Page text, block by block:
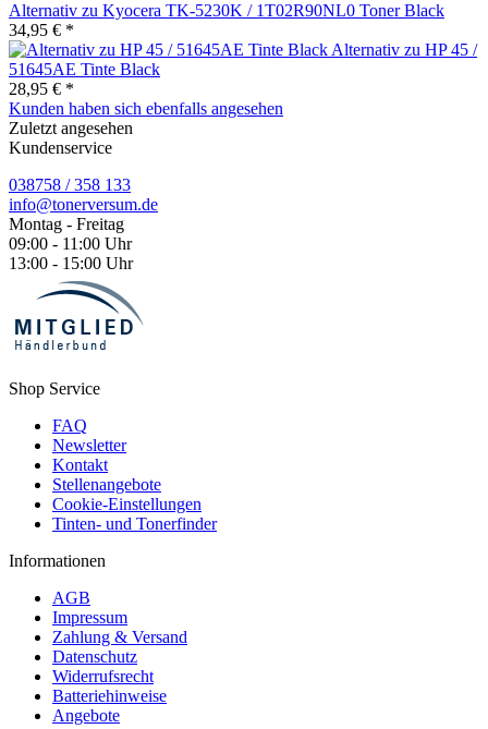
Alternativ zu Kyocera TK-5230K / 1T02R90NL0 Toner Black
34,95 € *
Alternativ zu HP 45 /
51645AE Tinte Black
28,95 € *
Kunden haben sich ebenfalls angesehen
Zuletzt angesehen
Kundenservice
038758 / 358 133
info@tonerversum.de
Montag - Freitag
09:00 - 11:00 Uhr
13:00 - 15:00 Uhr
Shop Service
FAQ
Newsletter
Kontakt
Stellenangebote
Cookie-Einstellungen
Tinten- und Tonerfinder
Informationen
AGB
Impressum
Zahlung & Versand
Datenschutz
Widerrufsrecht
Batteriehinweise
Angebote